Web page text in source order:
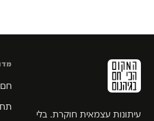
עיתונות עצמאית חוקרת. בלי
חם